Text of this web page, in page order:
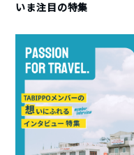
いま注目の特集